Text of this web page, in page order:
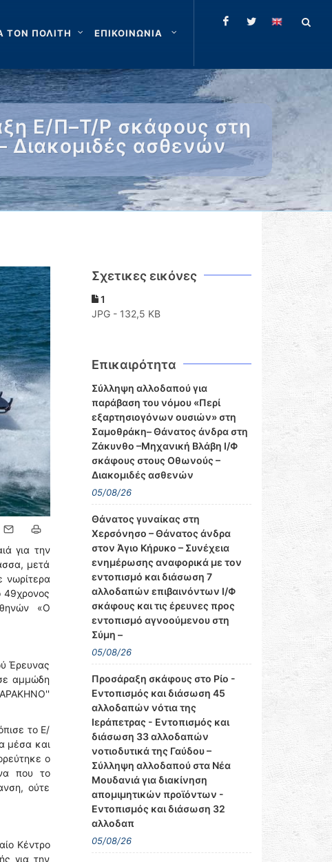
ΤΟΝ ΠΟΛΙΤΗ ΕΠΙΚΟΙΝΩΝΙΑ
Ε/Π–Τ/Ρ σκάφους στη
Διακομιδές ασθενών
για την
μετά
νωρίτερα
49χρονος
«Ο
Έρευνας
αμμώδη
το Ε/
μέσα και
ο
που το
ούτε
Κέντρο
για την
Σχετικες εικόνες
1
JPG - 132,5 KB
Επικαιρότητα
Σύλληψη αλλοδαπού για
παράβαση του νόμου «Περί
εξαρτησιογόνων ουσιών» στη
Σαμοθράκη– Θάνατος άνδρα στη
Ζάκυνθο –Μηχανική Βλάβη Ι/Φ
σκάφους στους Οθωνούς –
Διακομιδές ασθενών
05/08/26
Θάνατος γυναίκας στη
Χερσόνησο – Θάνατος άνδρα
στον Άγιο Κήρυκο – Συνέχεια
ενημέρωσης αναφορικά με τον
εντοπισμό και διάσωση 7
αλλοδαπών επιβαινόντων Ι/Φ
σκάφους και τις έρευνες προς
εντοπισμό αγνοούμενου στη
Σύμη –
05/08/26
Προσάραξη σκάφους στο Ρίο -
Εντοπισμός και διάσωση 45
αλλοδαπών νότια της
Ιεράπετρας - Εντοπισμός και
διάσωση 33 αλλοδαπών
νοτιοδυτικά της Γαύδου –
Σύλληψη αλλοδαπού στα Νέα
Μουδανιά για διακίνηση
απομιμητικών προϊόντων -
Εντοπισμός και διάσωση 32
αλλοδαπ
05/08/26